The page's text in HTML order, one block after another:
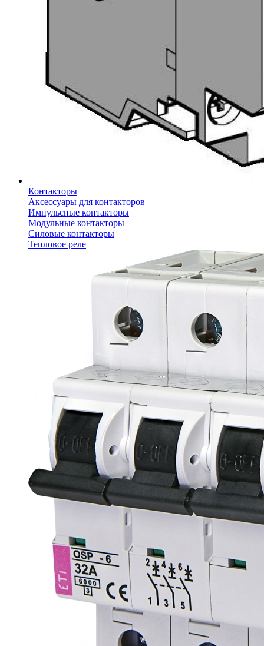
Контакторы
Аксессуары для контакторов
Импульсные контакторы
Модульные контакторы
Силовые контакторы
Тепловое реле